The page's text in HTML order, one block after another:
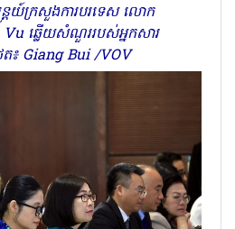
ត្រៃយ៍ក្រសួងការបរទេស លោក
ឆ្លើយសំណួររបស់អ្នកសារ
ត៖ Giang Bui /VOV